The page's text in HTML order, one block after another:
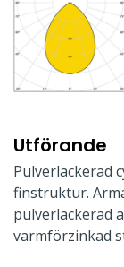
Utförande
Pulverlackerad
finstruktur.
pulverlackerad
varmförzinkad